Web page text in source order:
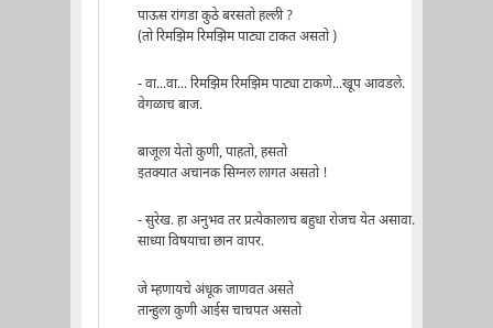
पाऊस रांगडा कुठे बरसतो हल्ली ?
(तो रिमझिम रिमझिम पाट्या टाकत असतो )
- वा...वा... रिमझिम रिमझिम पाट्या टाकणे...खूप आवडले.
वेगळाच बाज.
बाजूला येतो कुणी, पाहतो, हसतो
इतक्यात अचानक सिग्नल लागत असतो !
- सुरेख. हा अनुभव तर प्रत्येकालाच बहुधा रोजच येत असावा.
साध्या विषयाचा छान वापर.
जे म्हणायचे अंधूक जाणवत असते
तान्हुला कुणी आईस चाचपत असतो